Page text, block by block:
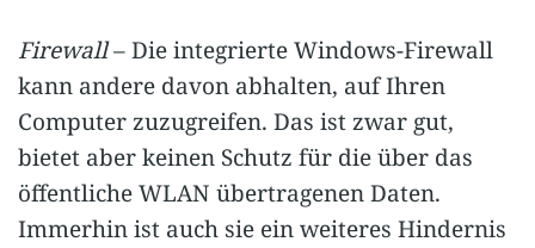
Firewall– Die integrierte Windows-Firewall
kann andere davon abhalten, auf Ihren
Computer zuzugreifen. Das ist zwar gut,
bietet aber keinen Schutz für die über das
öffentliche WLAN übertragenen Daten.
Immerhin ist auch sie ein weiteres Hindernis